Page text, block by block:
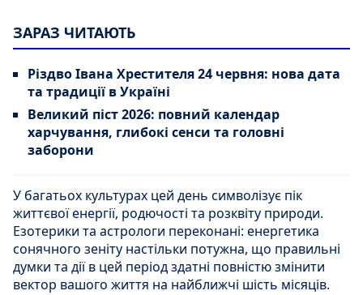
ЗАРАЗ ЧИТАЮТЬ
Різдво Івана Хрестителя 24 червня: нова дата
та традиції в Україні
Великий піст 2026: повний календар
харчування, глибокі сенси та головні
заборони
У багатьох культурах цей день символізує пік
життєвої енергії, родючості та розквіту природи.
Езотерики та астрологи переконані: енергетика
сонячного зеніту настільки потужна, що правильні
думки та дії в цей період здатні повністю змінити
вектор вашого життя на найближчі шість місяців.